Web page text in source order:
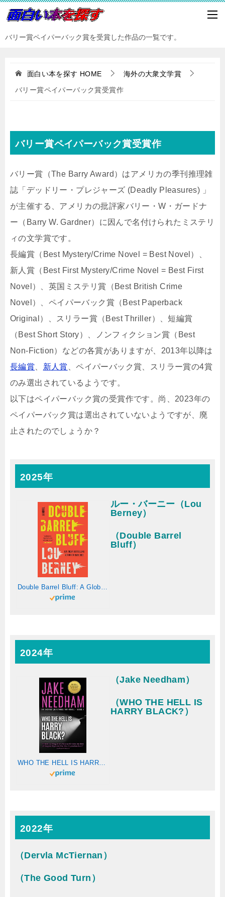
バリー賞ペイパーバック賞を受賞した作品の一覧です。
面白い本を探す HOME
海外の大衆文学賞
バリー賞ペイパーバック賞受賞作
バリー賞ペイパーバック賞受賞作
バリー賞（The Barry Award）はアメリカの季刊推理雑
誌「デッドリー・プレジャーズ (Deadly Pleasures) 」
が主催する、アメリカの批評家バリー・W・ガードナ
ー（Barry W. Gardner）に因んで名付けられたミステリ
ィの文学賞です。
長編賞（Best Mystery/Crime Novel = Best Novel）、
新人賞（Best First Mystery/Crime Novel = Best First
Novel）、英国ミステリ賞（Best British Crime
Novel）、ペイパーバック賞（Best Paperback
Original）、スリラー賞（Best Thriller）、短編賞
（Best Short Story）、ノンフィクション賞（Best
Non-Fiction）などの各賞がありますが、2013年以降は
長編賞
新人賞
、ペイパーバック賞、スリラー賞の4賞
のみ選出されているようです。
以下はペイパーバック賞の受賞作です。尚、2023年の
ペイパーバック賞は選出されていないようですが、廃
止されたのでしょうか？
2025年
Double Barrel Bluff: A Globe-Trotting Crime Thriller, Follow Shake Bouchon from the American Midwest to Cambodia's Dark Underbelly (English Edition)
ルー・バーニー（Lou
Berney）
（Double Barrel
Bluff）
2024年
WHO THE HELL IS HARRY BLACK? (THE INSPECTOR SAMUEL TAY NOVELS Book 7) (English Edition)
（Jake Needham）
（WHO THE HELL IS
HARRY BLACK?）
2022年
（Dervla McTiernan）
（The Good Turn）